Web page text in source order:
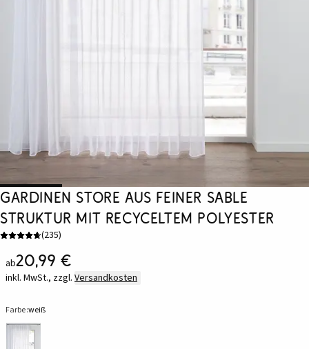
Gardinen Store aus feiner Sable
Struktur mit recyceltem Polyester
(235)
ab20,99 €
inkl. MwSt., zzgl. Versandkosten
Farbe:weiß